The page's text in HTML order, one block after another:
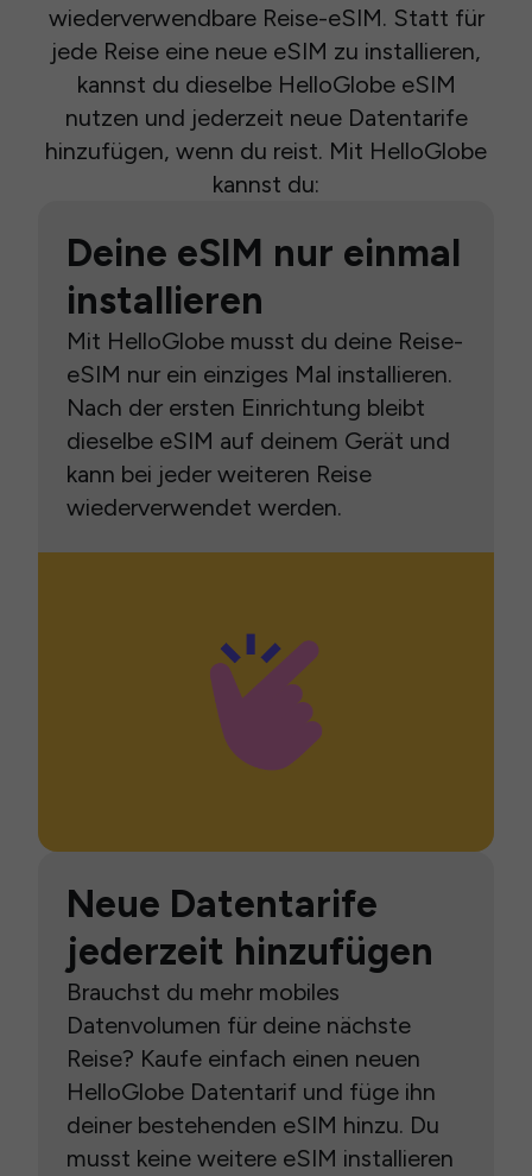
wiederverwendbare Reise-eSIM. Statt für
jede Reise eine neue eSIM zu installieren,
kannst du dieselbe HelloGlobe eSIM
nutzen und jederzeit neue Datentarife
hinzufügen, wenn du reist. Mit HelloGlobe
kannst du:
Deine eSIM nur einmal
installieren
Mit HelloGlobe musst du deine Reise-
eSIM nur ein einziges Mal installieren.
Nach der ersten Einrichtung bleibt
dieselbe eSIM auf deinem Gerät und
kann bei jeder weiteren Reise
wiederverwendet werden.
Neue Datentarife
jederzeit hinzufügen
Brauchst du mehr mobiles
Datenvolumen für deine nächste
Reise? Kaufe einfach einen neuen
HelloGlobe Datentarif und füge ihn
deiner bestehenden eSIM hinzu. Du
musst keine weitere eSIM installieren